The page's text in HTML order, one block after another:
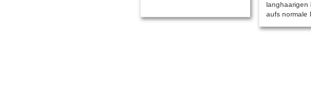
langhaarigen
aufs normale